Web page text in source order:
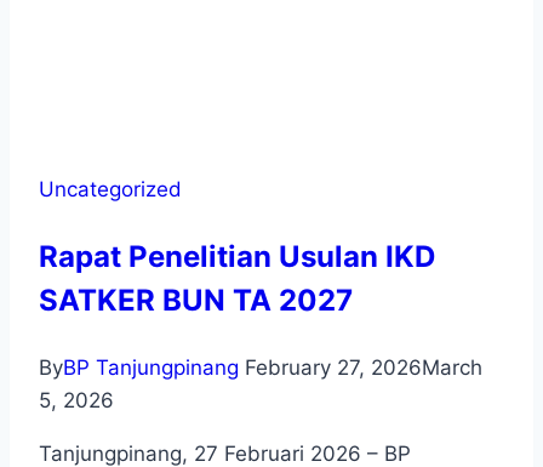
Uncategorized
Rapat Penelitian Usulan IKD
SATKER BUN TA 2027
ByBP Tanjungpinang February 27, 2026March
5, 2026
Tanjungpinang, 27 Februari 2026 – BP